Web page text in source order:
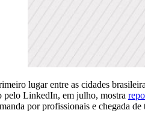
lugar entre as cidades
pelo LinkedIn, em julho, mostra
por profissionais e chegada de